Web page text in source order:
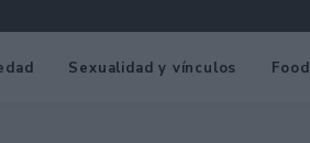
Sexualidad y vínculos Food